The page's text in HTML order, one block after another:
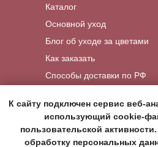
К сайту подключен сервис веб-
использующий cookie-
пользовательской
обработку персональных
Каталог
Основной уход
Блог об уходе за цветами
Как заказать
Способы доставки по РФ
Написать Whats App
Написать Viber